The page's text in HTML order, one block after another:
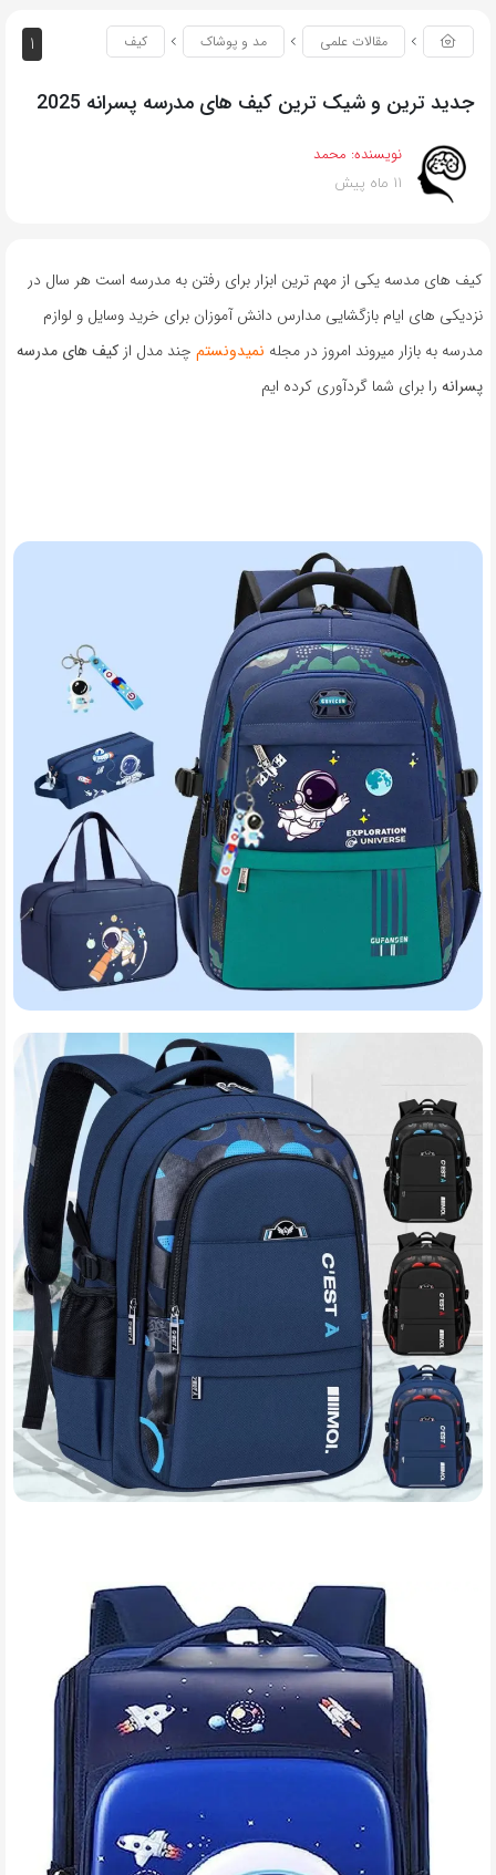
1 مقالات علمی مد و پوشاک کیف
جدید ترین و شیک ترین کیف های مدرسه پسرانه 2025
نویسنده: محمد
11 ماه پیش
کیف های مدسه یکی از مهم ترین ابزار برای رفتن به مدرسه است هر سال در
نزدیکی های ایام بازگشایی مدارس دانش آموزان برای خرید وسایل و لوازم
مدرسه به بازار میروند امروز در مجله نمیدونستم چند مدل از کیف های مدرسه
پسرانه را برای شما گردآوری کرده ایم